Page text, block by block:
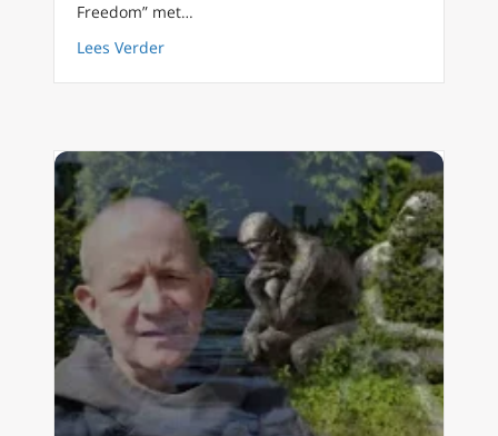
Freedom” met…
Lees Verderabout Colombiaanse bisschop dankbaar